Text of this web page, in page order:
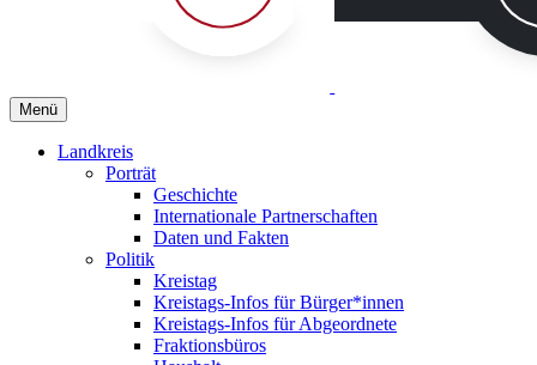
Menü
Landkreis
Porträt
Geschichte
Internationale Partnerschaften
Daten und Fakten
Politik
Kreistag
Kreistags-Infos für Bürger*innen
Kreistags-Infos für Abgeordnete
Fraktionsbüros